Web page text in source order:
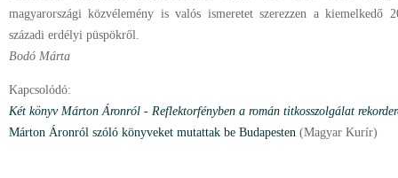
magyarországi közvélemény is valós ismeretet szerezzen a kiemelkedő
századi erdélyi püspökről.
Bodó Márta
Kapcsolódó:
Két könyv Márton Áronról - Reflektorfényben a román titkosszolgálat
Márton Áronról szóló könyveket mutattak be Budapesten (Magyar Kurír)